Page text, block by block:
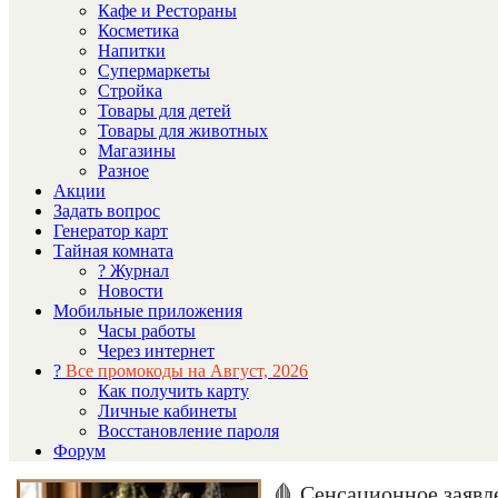
Кафе и Рестораны
Косметика
Напитки
Супермаркеты
Стройка
Товары для детей
Товары для животных
Магазины
Разное
Акции
Задать вопрос
Генератор карт
Тайная комната
? Журнал
Новости
Мобильные приложения
Часы работы
Через интернет
? Все промокоды на Август, 2026
Как получить карту
Личные кабинеты
Восстановление пароля
Форум